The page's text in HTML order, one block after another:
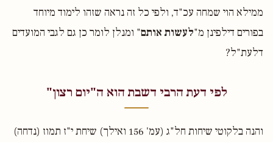
ממילא הוי שמחה עכ"ד, ולפי כל זה נראה שזהו לימוד מיוחד
בפורים דילפינן מ"לעשות אותם" ומנלן לומר כן גם לגבי המועדים
דלעת"ל?
לפי דעת הרבי דשבת הוא ה"יום רצון"
והנה בלקוטי שיחות חל"ג (עמ' 156 ואילך) שיחת י"ז תמוז (נדחה)